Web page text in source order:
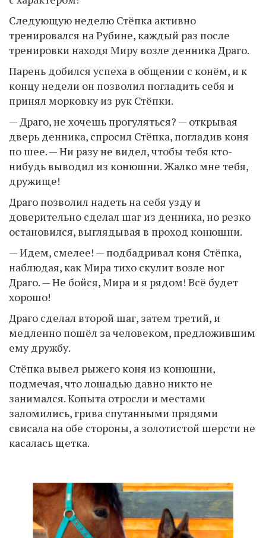
Следующую неделю Стёпка активно
тренировался на Рубине, каждый раз после
тренировки находя Миру возле денника Драго.
Парень добился успеха в общении с конём, и к
концу недели он позволил погладить себя и
принял морковку из рук Стёпки.
— Драго, не хочешь прогуляться? — открывая
дверь денника, спросил Стёпка, погладив коня
по шее. — Ни разу не видел, чтобы тебя кто-
нибудь выводил из конюшни. Жалко мне тебя,
дружище!
Драго позволил надеть на себя узду и
доверительно сделал шаг из денника, но резко
остановился, выглядывая в проход конюшни.
— Идем, смелее! — подбадривал коня Стёпка,
наблюдая, как Мира тихо скулит возле ног
Драго. — Не бойся, Мира и я рядом! Всё будет
хорошо!
Драго сделал второй шаг, затем третий, и
медленно пошёл за человеком, предложившим
ему дружбу.
Стёпка вывел рыжего коня из конюшни,
подмечая, что лошадью давно никто не
занимался. Копыта отросли и местами
заломились, грива спутанными прядями
свисала на обе стороны, а золотистой шерсти не
касалась щетка.